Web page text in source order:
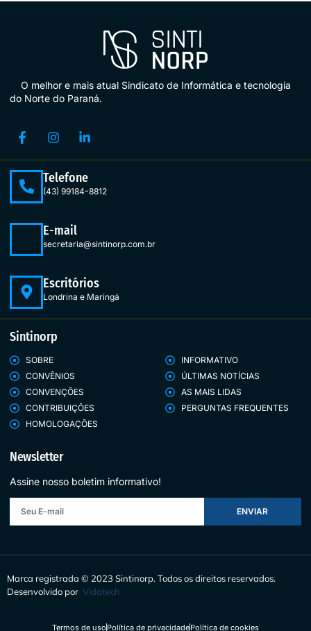
O melhor e mais atual Sindicato de Informática e tecnologia
do Norte do Paraná.
Telefone
(43) 99184-8812
E-mail
secretaria@sintinorp.com.br
Escritórios
Londrina e Maringá
Sintinorp
SOBRE
CONVÊNIOS
CONVENÇÕES
CONTRIBUIÇÕES
HOMOLOGAÇÕES
INFORMATIVO
ÚLTIMAS NOTÍCIAS
AS MAIS LIDAS
PERGUNTAS FREQUENTES
Newsletter
Assine nosso boletim informativo!
ENVIAR
Marca registrada © 2023 Sintinorp. Todos os direitos reservados.
Desenvolvido por Vidatech
Termos de uso Política de privacidadePolítica de cookies